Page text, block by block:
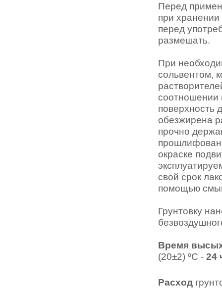
Перед
при хранении
перед
размешать.
При
сольвентом,
соотношении
поверхность
обезжирена
прочно
окраске
свой срок
помощью
Грунтовку
Время
(20±2) ºС - 24
Расход